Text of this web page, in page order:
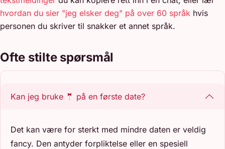
hvordan du sier "jeg elsker deg" på over 60 språk hvis
personen du skriver til snakker et annet språk.
Ofte stilte spørsmål
Kan jeg bruke 🤵 på en første date?
Det kan være for sterkt med mindre daten er veldig
fancy. Den antyder forpliktelse eller en spesiell